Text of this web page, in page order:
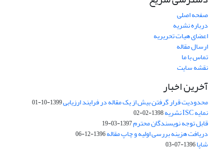
صفحه اصلی
درباره نشریه
اعضای هیات تحریریه
ارسال مقاله
تماس با ما
نقشه سایت
آخرین اخبار
محدودیت قرار گرفتن بیش از یک مقاله در فرایند ارزیابی1399-10-01
نمایه ISC نشریه 1398-02-02
قابل توجه نویسندگان محترم1397-03-19
دریافت هزینه بررسی اولیه و چاپ مقاله1396-12-06
شاپا1396-07-03